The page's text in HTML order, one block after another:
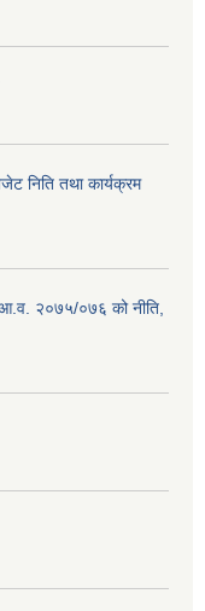
निति तथा कार्यक्रम
आ.व. २०७५/०७६ को नीति,